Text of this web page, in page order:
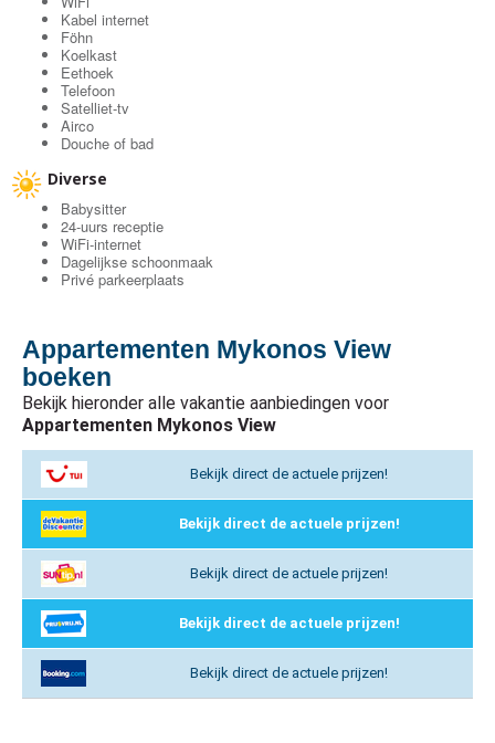
Kabel internet
Föhn
Koelkast
Eethoek
Telefoon
Satelliet-tv
Airco
Douche of bad
Diverse
Babysitter
24-uurs receptie
WiFi-internet
Dagelijkse schoonmaak
Privé parkeerplaats
Appartementen Mykonos View
boeken
Bekijk hieronder alle vakantie aanbiedingen voor
Appartementen Mykonos View
Bekijk direct de actuele prijzen!
Bekijk direct de actuele prijzen!
Bekijk direct de actuele prijzen!
Bekijk direct de actuele prijzen!
Bekijk direct de actuele prijzen!